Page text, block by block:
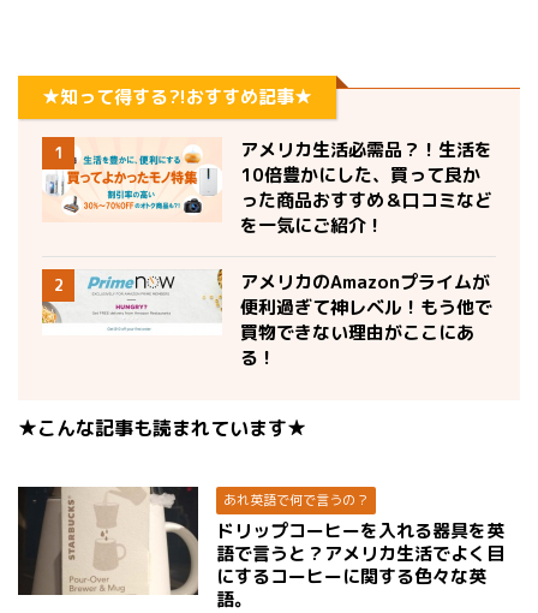
★知って得する?!おすすめ記事★
1
アメリカ生活必需品？！生活を
10倍豊かにした、買って良か
った商品おすすめ＆口コミなど
を一気にご紹介！
2
アメリカのAmazonプライムが
便利過ぎて神レベル！もう他で
買物できない理由がここにあ
る！
★こんな記事も読まれています★
あれ英語で何で言うの？
ドリップコーヒーを入れる器具を英
語で言うと？アメリカ生活でよく目
にするコーヒーに関する色々な英
語。